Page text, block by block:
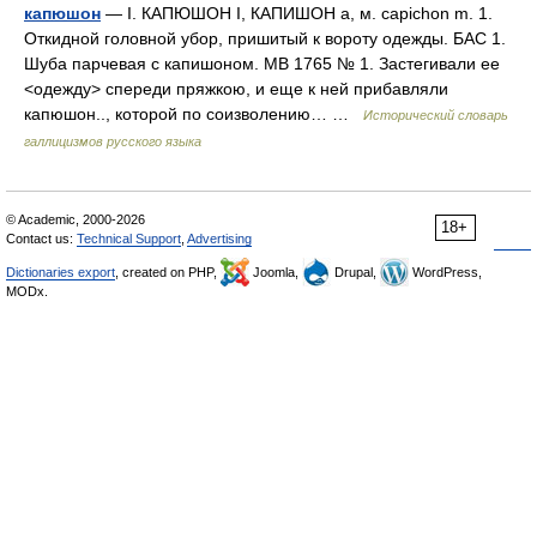
капюшон — I. КАПЮШОН I, КАПИШОН а, м. capichon m. 1.
Откидной головной убор, пришитый к вороту одежды. БАС 1.
Шуба парчевая с капишоном. МВ 1765 № 1. Застегивали ее
<одежду> спереди пряжкою, и еще к ней прибавляли
капюшон.., которой по соизволению… …
Исторический словарь
галлицизмов русского языка
18+
© Academic, 2000-2026
Contact us: Technical Support Advertising
Dictionaries export , created on PHP, Joomla, Drupal,
WordPress,
MODx.